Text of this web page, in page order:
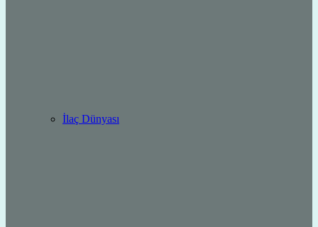
İlaç Dünyası